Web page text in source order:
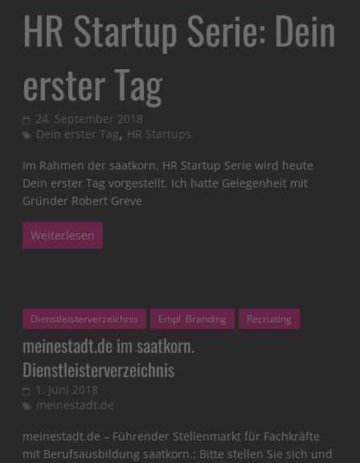
HR Startup Serie: Dein
erster Tag
24. September 2018
Dein erster Tag, HR Startups
Im Rahmen der saatkorn. HR Startup Serie wird heute
Dein erster Tag vorgestellt. Ich hatte Gelegenheit mit
Gründer Robert Greve
Weiterlesen
Dienstleisterverzeichnis Empl. Branding Recruiting
meinestadt.de im saatkorn.
Dienstleisterverzeichnis
1. Juni 2018
meinestadt.de
meinestadt.de – Führender Stellenmarkt für Fachkräfte
mit Berufsausbildung saatkorn.: Bitte stellen Sie sich und